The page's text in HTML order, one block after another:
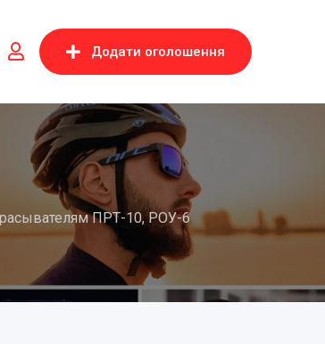
Додати оголошення
ПРТ-10, РОУ-6